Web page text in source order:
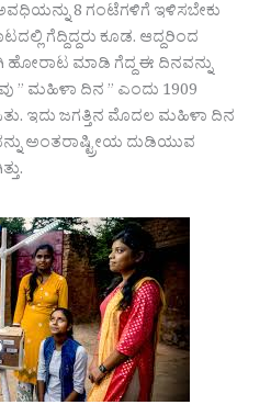
8 ಗಂಟೆಗಳಿಗೆ ಇಳಿಸಬೇಕು
ಗೆದ್ದಿದ್ದರು ಕೂಡ. ಆದ್ದರಿಂದ
ಹೋರಾಟ ಮಾಡಿ ಗೆದ್ದ ಈ ದಿನವನ್ನು
” ಮಹಿಳಾ ದಿನ ” ಎಂದು 1909
ಇದು ಜಗತ್ತಿನ ಮೊದಲ ಮಹಿಳಾ ದಿನ
ಅಂತರಾಷ್ಟ್ರೀಯ ದುಡಿಯುವ